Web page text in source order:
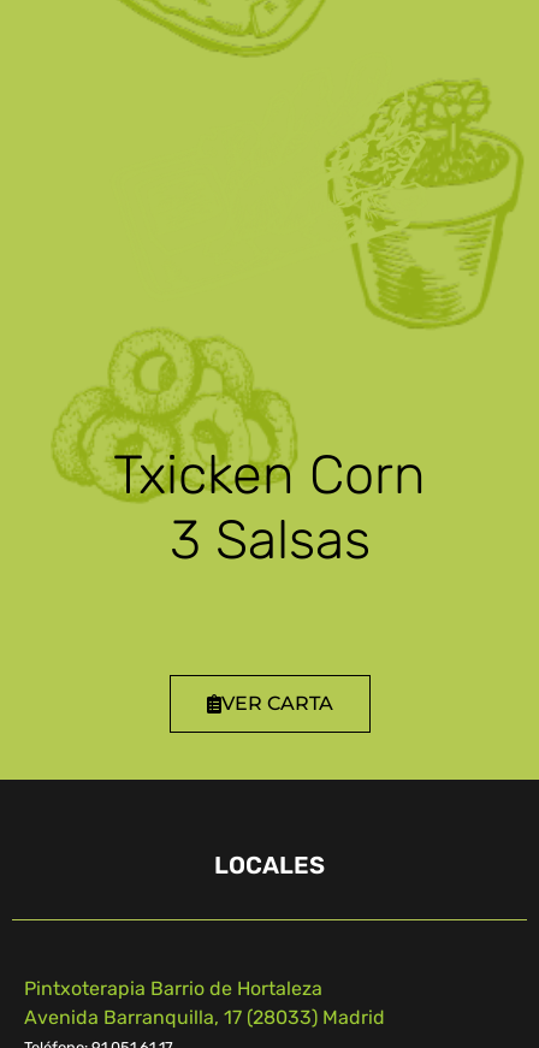
Txicken Corn
3 Salsas
VER CARTA
LOCALES
Pintxoterapia Barrio de Hortaleza
Avenida Barranquilla, 17 (28033) Madrid